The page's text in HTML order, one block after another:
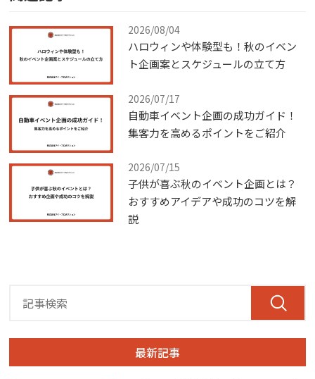
2026/08/04
ハロウィンや体験型も！秋のイベン
ト企画案とスケジュールの立て方
2026/07/17
自動車イベント企画の成功ガイド！
集客力を高めるポイントをご紹介
2026/07/15
子供が喜ぶ秋のイベント企画とは？
おすすめアイデアや成功のコツを解
説
最新記事